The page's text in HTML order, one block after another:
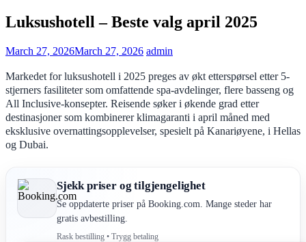
Luksushotell – Beste valg april 2025
March 27, 2026March 27, 2026 admin
Markedet for luksushotell i 2025 preges av økt etterspørsel etter 5-
stjerners fasiliteter som omfattende spa-avdelinger, flere basseng og
All Inclusive-konsepter. Reisende søker i økende grad etter
destinasjoner som kombinerer klimagaranti i april måned med
eksklusive overnattingsopplevelser, spesielt på Kanariøyene, i Hellas
og Dubai.
Sjekk priser og tilgjengelighet
Se oppdaterte priser på Booking.com. Mange steder har
gratis avbestilling.
Rask bestilling • Trygg betaling